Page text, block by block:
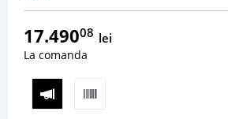
17.49008 lei
La comanda